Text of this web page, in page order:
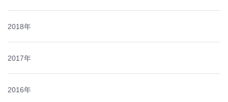
2018年
2017年
2016年